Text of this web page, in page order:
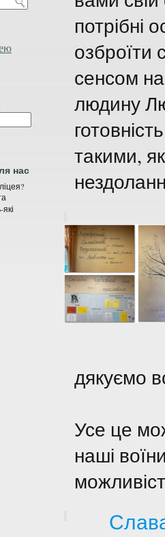
нас
потрібні
озброїти
сенсом
людину
такими,
дякуємо
Усе це
наші